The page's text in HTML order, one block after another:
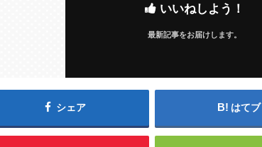
いいねしよう！
最新記事をお届けします。
シェア はてブ